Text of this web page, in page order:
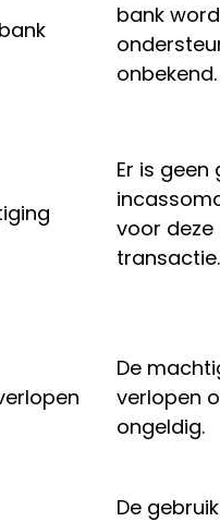
bank
onbekend.
Er is geen
voor deze
transactie.
De
verlopen
ongeldig.
De